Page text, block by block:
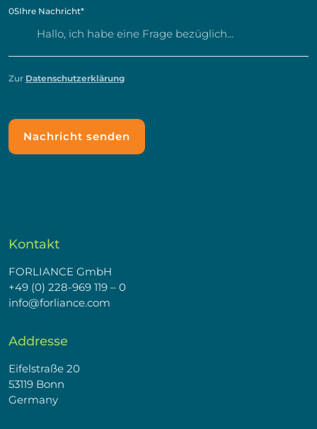
05Ihre Nachricht*
Zur Datenschutzerklärung
Kontakt
FORLIANCE GmbH
+49 (0) 228-969 119 – 0
info@forliance.com
Addresse
Eifelstraße 20
53119 Bonn
Germany